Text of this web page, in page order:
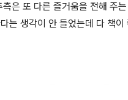
측은 또 다른 즐거움을 전해 주
는 생각이 안 들었는데 다 책이